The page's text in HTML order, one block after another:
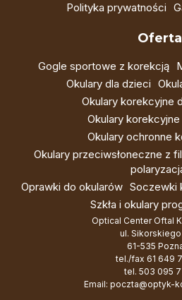
Polityka prywatności
Oferta
Gogle sportowe z korekcją
Okulary dla dzieci
Okulary korekcyjne
Okulary
Okulary ochronne
Okulary przeciwsłoneczne z
Oprawki do okularów Soczewki
Szkła i okulary
Optical Center Oftal
ul.
61-535
tel./fax 61 649
tel. 503 095
Email: poczta@optyk-